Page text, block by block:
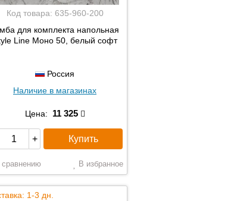
Код товара: 635-960-200
для комплекта напольная
Line Моно 50, белый софт
Россия
Наличие в магазинах
Цена: 11 325
+ Купить
сравнению В избранное
1-3 дн.